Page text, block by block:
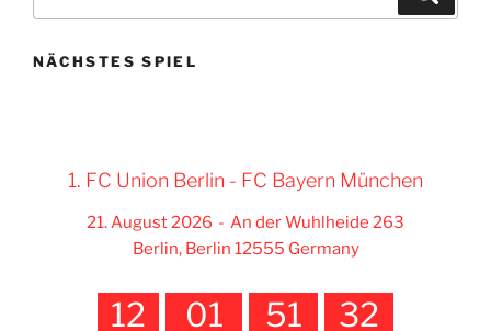
NÄCHSTES SPIEL
1. FC Union Berlin - FC Bayern München
21. August 2026 - An der Wuhlheide 263
Berlin, Berlin 12555 Germany
12 01 51 31